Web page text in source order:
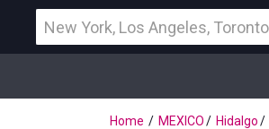
een
bestemming
Home
MEXICO Hidalgo